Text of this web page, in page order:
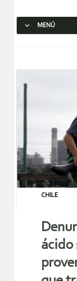
MENÚ
CHILE
ácido